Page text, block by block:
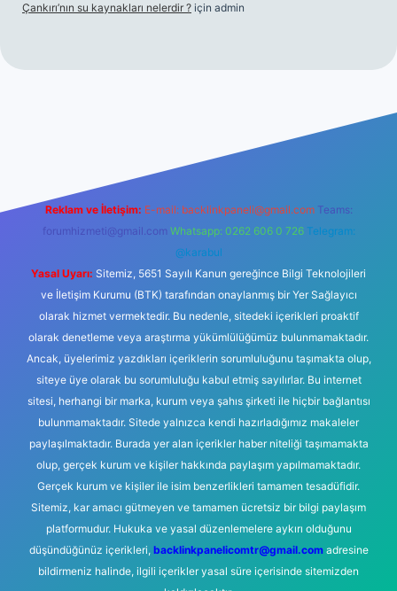
Çankırı’nın su kaynakları nelerdir ? için admin
Reklam ve İletişim: E-mail: backlinkpaneli@gmail.com Teams:
forumhizmeti@gmail.com Whatsapp: 0262 606 0 726 Telegram:
@karabul
Yasal Uyarı: Sitemiz, 5651 Sayılı Kanun gereğince Bilgi Teknolojileri
ve İletişim Kurumu (BTK) tarafından onaylanmış bir Yer Sağlayıcı
olarak hizmet vermektedir. Bu nedenle, sitedeki içerikleri proaktif
olarak denetleme veya araştırma yükümlülüğümüz bulunmamaktadır.
Ancak, üyelerimiz yazdıkları içeriklerin sorumluluğunu taşımakta olup,
siteye üye olarak bu sorumluluğu kabul etmiş sayılırlar. Bu internet
sitesi, herhangi bir marka, kurum veya şahıs şirketi ile hiçbir bağlantısı
bulunmamaktadır. Sitede yalnızca kendi hazırladığımız makaleler
paylaşılmaktadır. Burada yer alan içerikler haber niteliği taşımamakta
olup, gerçek kurum ve kişiler hakkında paylaşım yapılmamaktadır.
Gerçek kurum ve kişiler ile isim benzerlikleri tamamen tesadüfidir.
Sitemiz, kar amacı gütmeyen ve tamamen ücretsiz bir bilgi paylaşım
platformudur. Hukuka ve yasal düzenlemelere aykırı olduğunu
düşündüğünüz içerikleri, backlinkpanelicomtr@gmail.comadresine
bildirmeniz halinde, ilgili içerikler yasal süre içerisinde sitemizden